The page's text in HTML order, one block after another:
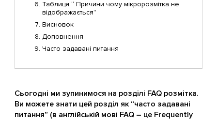
Таблиця “ Причини чому мікророзмітка не
відображається”
Висновок
Доповнення
Часто задавані питання
Сьогодні ми зупинимося на розділі FAQ розмітка.
Ви можете знати цей розділ як “часто задавані
питання” (в англійській мові FAQ – це Frequently